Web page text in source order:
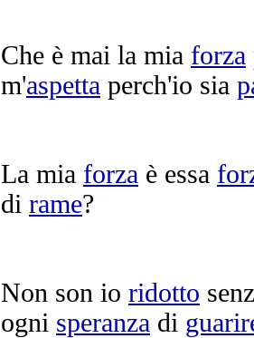
Che è mai la mia forza
m'aspetta perch'io sia
La mia forza è essa
di rame?
Non son io ridotto
ogni speranza di